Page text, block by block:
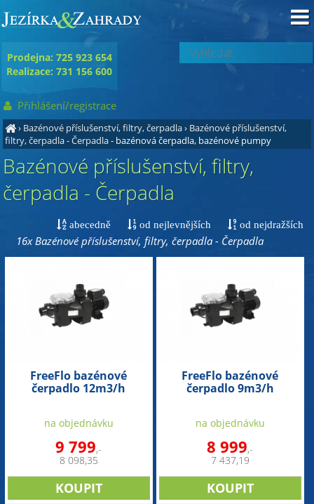
› Bazénové příslušenství, filtry, čerpadla› Bazénové příslušenství,
filtry, čerpadla - Čerpadla- bazénová čerpadla, bazénové pumpy
Bazénové příslušenství, filtry,
čerpadla - Čerpadla
abecedně od nejlevnějších od nejdražších
16x Bazénové příslušenství, filtry, čerpadla - Čerpadla
FreeFlo bazénové
čerpadlo 12m3/h
na objednávku
9 799,-
8 098,35
FreeFlo bazénové
čerpadlo 9m3/h
na objednávku
8 999,-
7 437,19
Prodejna: 725 923 654
Realizace: 731 156 600
Přihlášení/registrace